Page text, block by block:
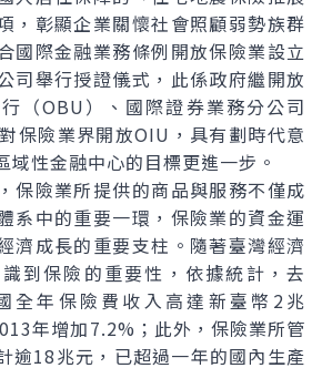
，彰顯企業關懷社會照顧弱勢族群
國際金融業務條例開放保險業設立
司舉行授證儀式，此係政府繼開放
（OBU）、國際證券業務分公司
對保險業界開放OIU，具有劃時代意
域性金融中心的目標更進一步。
險業所提供的商品與服務不僅成
系中的重要一環，保險業的資金運
濟成長的重要支柱。隨著臺灣經濟
到保險的重要性，依據統計，去
全年保險費收入高達新臺幣2兆
年增加7.2%；此外，保險業所管
逾18兆元，已超過一年的國內生產